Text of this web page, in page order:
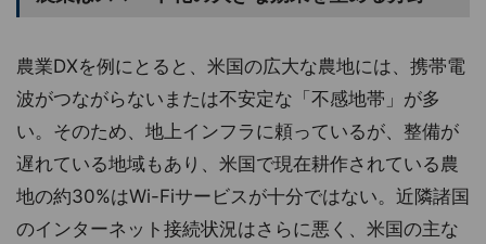
農業DXを例にとると、米国の広大な農地には、携帯電
波がつながらないまたは不安定な「不感地帯」が多
い。そのため、地上インフラに頼っているが、整備が
遅れている地域もあり、米国で現在耕作されている農
地の約30%はWi-Fiサービスが十分ではない。近隣諸国
のインターネット接続状況はさらに悪く、米国の主な